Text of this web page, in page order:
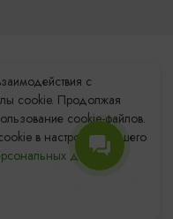
с
cookie. Продолжая
cookie-файлов.
в настройках Вашего
данных.